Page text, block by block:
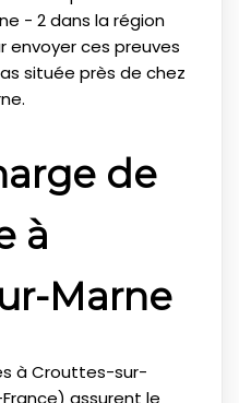
- 2 dans la région
envoyer ces preuves
située près de chez
de
à
Marne
à Crouttes-sur-
assurent le